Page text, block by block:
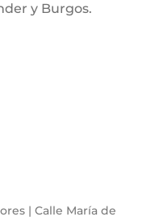
y Burgos.
| Calle María de